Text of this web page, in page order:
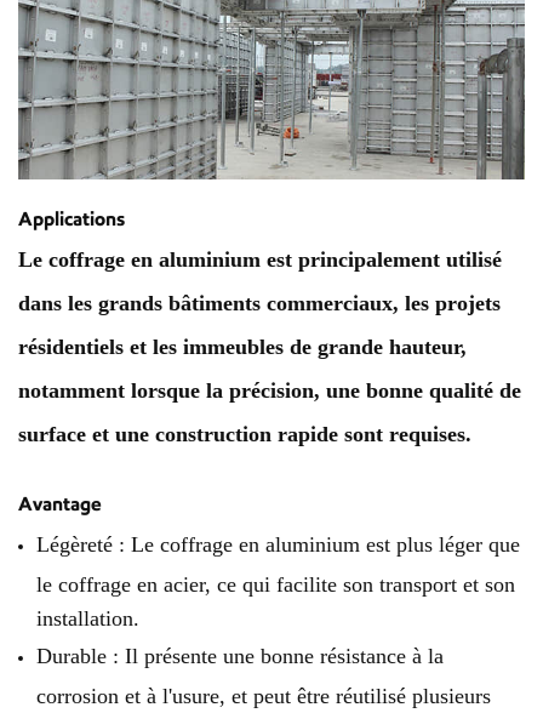
Applications
Le coffrage en aluminium est principalement utilisé
dans les grands bâtiments commerciaux, les projets
résidentiels et les immeubles de grande hauteur,
notamment lorsque la précision, une bonne qualité de
surface et une construction rapide sont requises.
Avantage
Légèreté : Le coffrage en aluminium est plus léger que
le coffrage en acier, ce qui facilite son transport et son
installation.
Durable : Il présente une bonne résistance à la
corrosion et à l'usure, et peut être réutilisé plusieurs